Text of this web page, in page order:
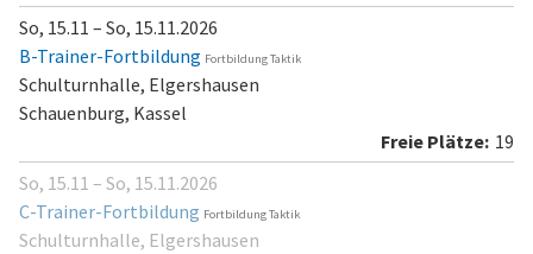
So, 15.11 – So, 15.11.2026
B-Trainer-Fortbildung Fortbildung Taktik
Schulturnhalle, Elgershausen
Schauenburg, Kassel
19
So, 15.11 – So, 15.11.2026
C-Trainer-Fortbildung Fortbildung Taktik
Schulturnhalle, Elgershausen